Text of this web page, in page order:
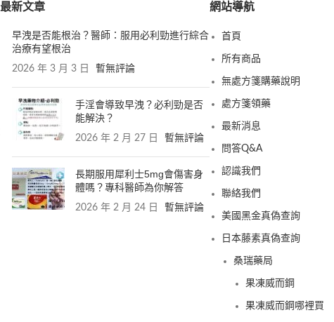
最新文章
早洩是否能根治？醫師：服用必利勁進行綜合
治療有望根治
2026 年 3 月 3 日 暫無評論
手淫會導致早洩？必利勁是否
能解決？
2026 年 2 月 27 日 暫無評論
長期服用犀利士5mg會傷害身
體嗎？專科醫師為你解答
2026 年 2 月 24 日 暫無評論
網站導航
首頁
所有商品
無處方箋購藥說明
處方箋領藥
最新消息
問答Q&A
認識我們
聯絡我們
美國黑金真偽查詢
日本藤素真偽查詢
桑瑞藥局
果凍威而鋼
果凍威而鋼哪裡買